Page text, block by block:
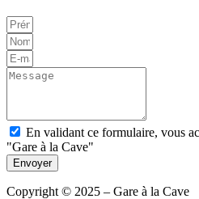
En validant ce formulaire, vous
"Gare à la Cave"
Envoyer
Copyright © 2025 – Gare à la Cave